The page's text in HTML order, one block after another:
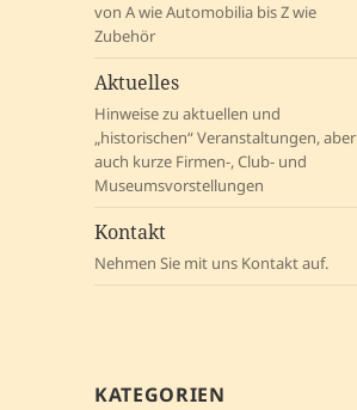
von A wie Automobilia bis Z wie
Zubehör
Aktuelles
Hinweise zu aktuellen und
„historischen“ Veranstaltungen, aber
auch kurze Firmen-, Club- und
Museumsvorstellungen
Kontakt
Nehmen Sie mit uns Kontakt auf.
KATEGORIEN